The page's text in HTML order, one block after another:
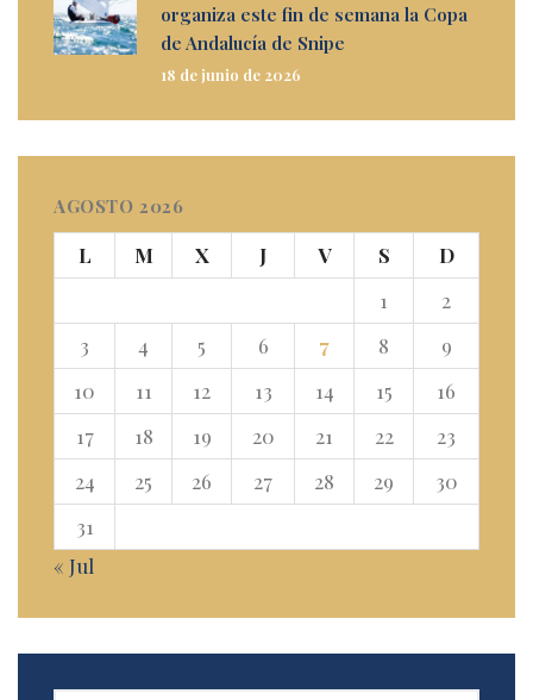
organiza este fin de semana la Copa
de Andalucía de Snipe
18 de junio de 2026
AGOSTO 2026
L M X J V S
D
1
2
3
4 5 6 7 8
9
10
11 12 13 14 15
16
17
18 19 20 21 22
23
24
25 26 27 28 29
30
31
« Jul